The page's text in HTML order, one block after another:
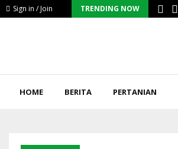
Sign in / Join TRENDING NOW
HOME BERITA PERTANIAN